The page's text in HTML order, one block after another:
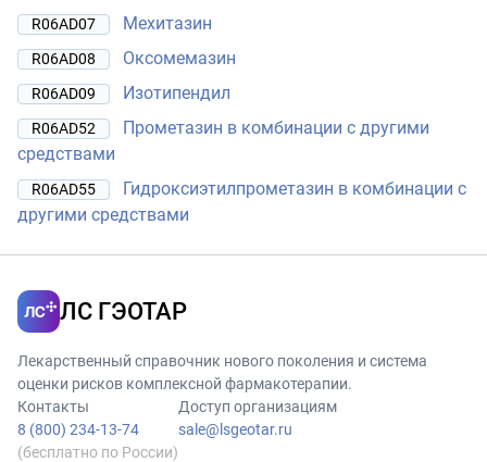
R06AD07 Мехитазин
R06AD08 Оксомемазин
R06AD09 Изотипендил
R06AD52
Прометазин в комбинации с другими
средствами
R06AD55
Гидроксиэтилпрометазин в комбинации с
другими средствами
ЛС ГЭОТАР
Лекарственный справочник нового поколения и система
оценки рисков комплексной фармакотерапии.
Контакты
8 (800) 234-13-74
(бесплатно по России)
Доступ организациям
sale@lsgeotar.ru